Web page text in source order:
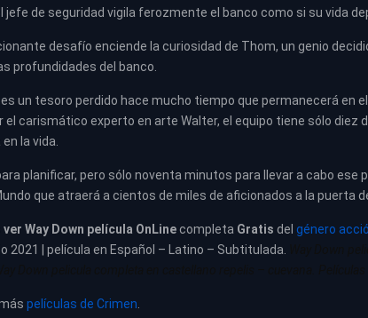
jefe de seguridad vigila ferozmente el banco como si su vida
desafío enciende la curiosidad de Thom, un genio
profundidades del banco.
es un tesoro perdido hace mucho tiempo que permanecerá en
el carismático experto en arte Walter, el equipo tiene sólo diez
la vida.
planificar, pero sólo noventa minutos para llevar a cabo ese
que atraerá a cientos de miles de aficionados a la puerta
ver Way Down película OnLinecompleta Gratis del género
2021 | película en Español – Latino – Subtitulada.
películas de Crimen